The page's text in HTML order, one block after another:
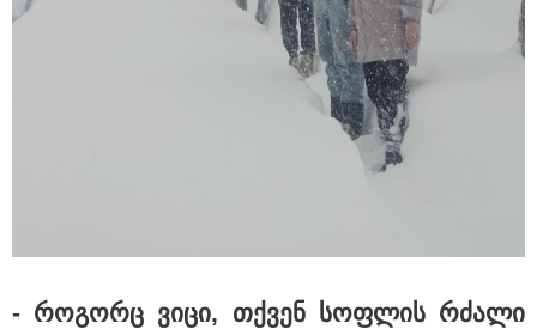
შეიძინე ალდაგის სამოგზაურო დაზღვევა და
- რო­გორც ვიცი, თქვენ სოფ­ლის რძა­ლი